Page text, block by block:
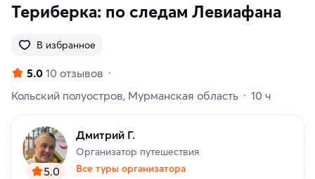
Териберка: по следам Левиафана
В избранное
5.0 10 отзывов
Кольский полуостров Мурманская область 10 ч
5.0
Дмитрий Г.
Организатор путешествия
Все туры организатора